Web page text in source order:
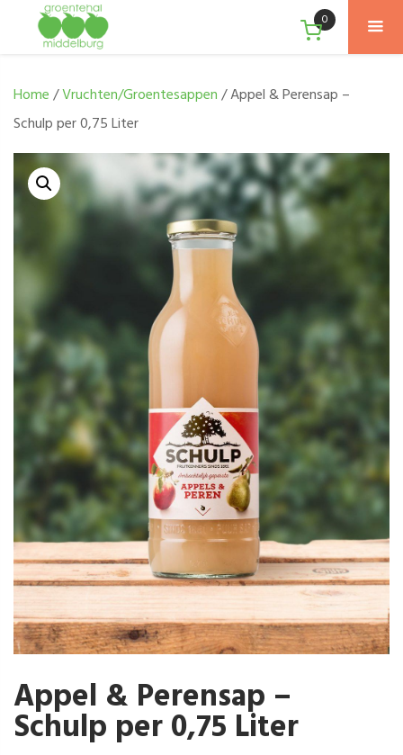
0
Home/Vruchten/Groentesappen/ Appel & Perensap –
Schulp per 0,75 Liter
Appel & Perensap –
Schulp per 0,75 Liter